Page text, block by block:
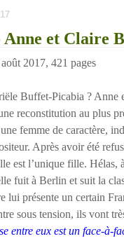
et Claire
2017, 421 pages
Buffet-Picabia ? Anne
reconstitution au plus
femme de caractère,
Après avoir été
est l’unique fille. Hélas,
fuit à Berlin et suit la
lui présente un certain
sous tension, ils vont
entre eux est un face-à-